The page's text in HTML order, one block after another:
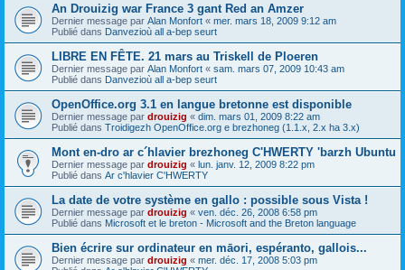
An Drouizig war France 3 gant Red an Amzer
Dernier message par Alan Monfort « mer. mars 18, 2009 9:12 am
Publié dans Danvezioù all a-bep seurt
LIBRE EN FÊTE. 21 mars au Triskell de Ploeren
Dernier message par Alan Monfort « sam. mars 07, 2009 10:43 am
Publié dans Danvezioù all a-bep seurt
OpenOffice.org 3.1 en langue bretonne est disponible
Dernier message par drouizig « dim. mars 01, 2009 8:22 am
Publié dans Troidigezh OpenOffice.org e brezhoneg (1.1.x, 2.x ha 3.x)
Mont en-dro ar c´hlavier brezhoneg C'HWERTY 'barzh Ubuntu
Dernier message par drouizig « lun. janv. 12, 2009 8:22 pm
Publié dans Ar c'hlavier C'HWERTY
La date de votre système en gallo : possible sous Vista !
Dernier message par drouizig « ven. déc. 26, 2008 6:58 pm
Publié dans Microsoft et le breton - Microsoft and the Breton language
Bien écrire sur ordinateur en māori, espéranto, gallois...
Dernier message par drouizig « mer. déc. 17, 2008 5:03 pm